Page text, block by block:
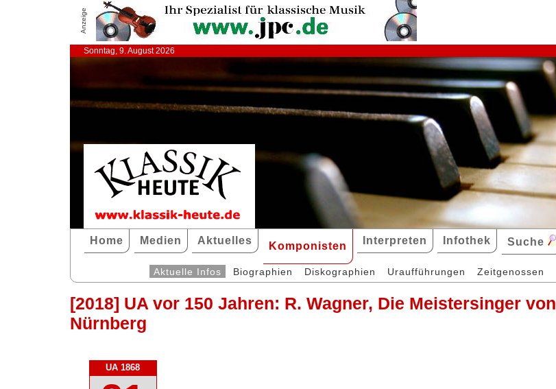
Anzeige
Sonntag, 9. August 2026
Home Medien Aktuelles Komponisten Interpreten Infothek Suche
Aktuelle Infos Biographien Diskographien Uraufführungen Zeitgenossen
[2018] UA vor 150 Jahren: R. Wagner, Die Meistersinger von
Nürnberg
UA 1868